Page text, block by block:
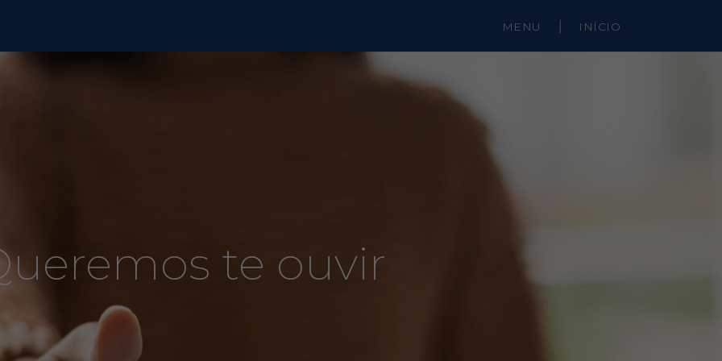
MENU INÍCIO
te ouvir